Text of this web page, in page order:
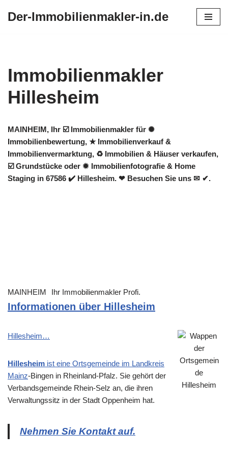
Der-Immobilienmakler-in.de
Immobilienmakler
Hillesheim
MAINHEIM, Ihr ☑️ Immobilienmakler für ✺
Immobilienbewertung, ★ Immobilienverkauf &
Immobilienvermarktung, ♻ Immobilien & Häuser verkaufen,
☑️ Grundstücke oder ✹ Immobilienfotografie & Home
Staging in 67586 ✔️ Hillesheim. ❤ Besuchen Sie uns ✉ ✔.
MAINHEIM Ihr Immobilienmakler Profi.
Informationen über Hillesheim
Hillesheim…
Hillesheim ist eine Ortsgemeinde im Landkreis
Mainz-Bingen in Rheinland-Pfalz. Sie gehört der
Verbandsgemeinde Rhein-Selz an, die ihren
Verwaltungssitz in der Stadt Oppenheim hat.
Nehmen Sie Kontakt auf.